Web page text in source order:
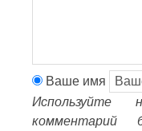
Ваше имя
Используйте
комментарий